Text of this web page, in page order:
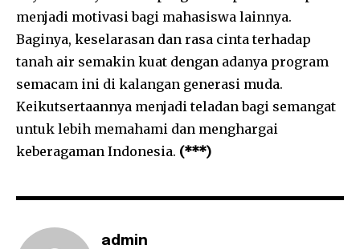
menjadi motivasi bagi mahasiswa lainnya.
Baginya, keselarasan dan rasa cinta terhadap
tanah air semakin kuat dengan adanya program
semacam ini di kalangan generasi muda.
Keikutsertaannya menjadi teladan bagi semangat
untuk lebih memahami dan menghargai
keberagaman Indonesia. (***)
admin